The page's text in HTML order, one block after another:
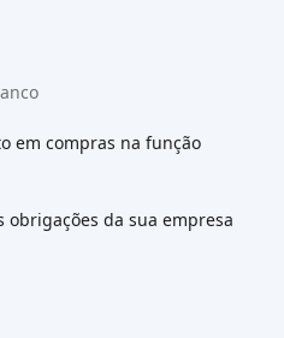
em compras na função
obrigações da sua empresa